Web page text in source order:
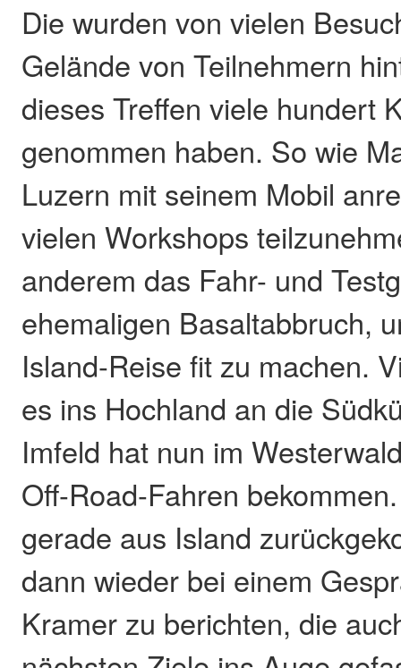
Die wurden von vielen
Gelände von Teilnehmern
dieses Treffen viele hundert
genommen haben. So wie
Luzern mit seinem Mobil
vielen Workshops
anderem das Fahr- und
ehemaligen Basaltabbruch,
Island-Reise fit zu machen.
es ins Hochland an die
Imfeld hat nun im
Off-Road-Fahren
gerade aus Island
dann wieder bei einem
Kramer zu berichten, die